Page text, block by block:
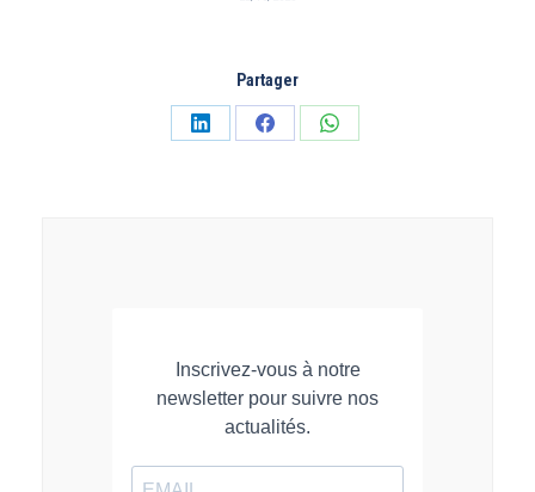
Partager
PartagerPartagerPartager